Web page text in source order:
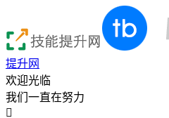
提升网
欢迎光临
我们一直在努力
